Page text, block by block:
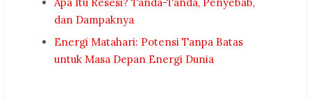
dan Dampaknya
Energi Matahari: Potensi Tanpa Batas
untuk Masa Depan Energi Dunia